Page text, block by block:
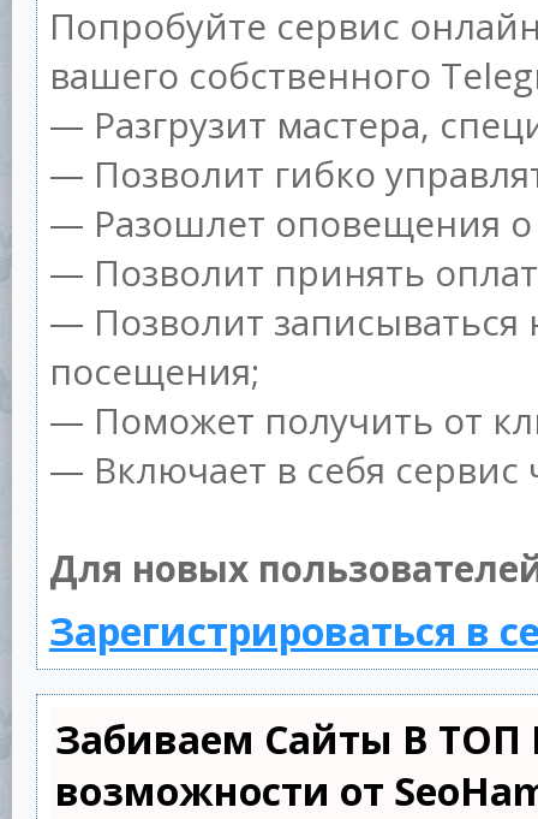
Попробуйте сервис
вашего собственного
— Разгрузит мастера,
— Позволит гибко
— Разошлет оповещения о
— Позволит принять
— Позволит
посещения;
— Поможет получить от
— Включает в себя сервис
Для новых
Зарегистрироваться в
Забиваем Сайты В
возможности от